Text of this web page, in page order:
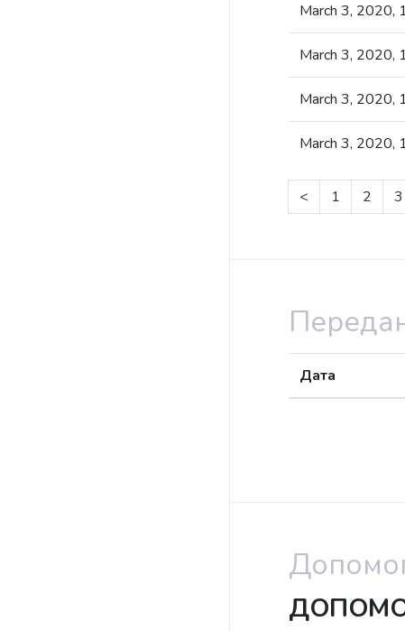
March 3, 2020,
March 3, 2020,
March 3, 2020,
March 3, 2020,
< 1 2 3
Дата